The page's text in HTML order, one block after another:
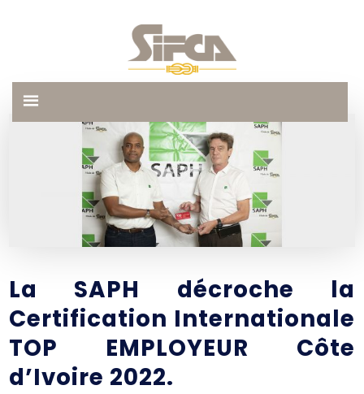
La SAPH décroche la
Certification Internationale
TOP EMPLOYEUR Côte
d’Ivoire 2022.